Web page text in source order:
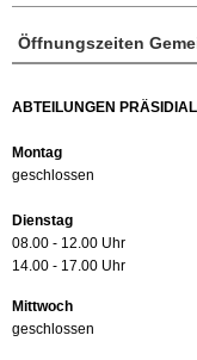
Öffnungszeiten
ABTEILUNGEN
Montag
geschlossen
Dienstag
08.00 - 12.00 Uhr
14.00 - 17.00 Uhr
Mittwoch
geschlossen